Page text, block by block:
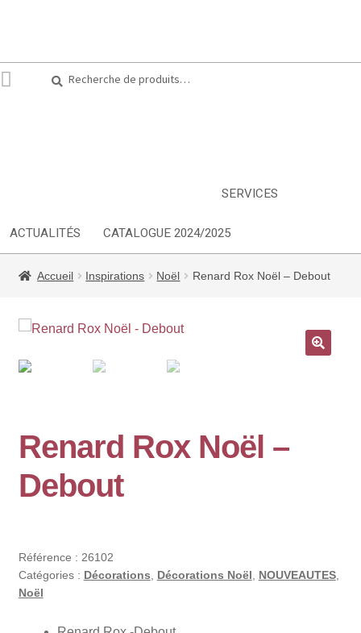
pour :
SERVICES
ACTUALITÉS CATALOGUE 2024/2025
Accueil Inspirations Noël Renard Rox Noël – Debout
Renard Rox Noël –
Debout
Référence : 26102
Catégories : Décorations Décorations Noël NOUVEAUTES,
Noël